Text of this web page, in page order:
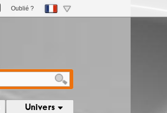
Oublié ?
Univers